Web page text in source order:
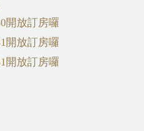
開放訂房囉
開放訂房囉
開放訂房囉